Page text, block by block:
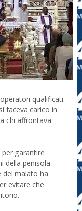
qualificati.
faceva carico in
chi affrontava
garantire
della penisola
del malato ha
evitare che